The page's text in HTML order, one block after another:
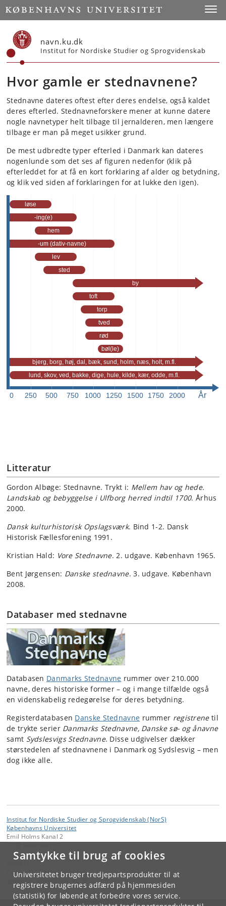
Samtykke til brug af cookies
Universitetet bruger tredjepartsprodukter til at
registrere brugernes adfærd på hjemmesiden
(statistik) for løbende at forbedre vores service.
Start
navn.ku.dk
Institut for Nordiske Studier og Sprogvidenskab
Hvor gamle er stednavnene?
Stednavne dateres oftest efter deres endelse, også kaldet
deres efterled. Stednavneforskere mener at kunne datere
nogle navnetyper helt tilbage til jernalderen, men længere
tilbage er man på meget usikker grund.
De mest udbredte typer efterled i Danmark kan dateres
nogenlunde som det ses af figuren nedenfor (klik på
efterleddet for at få en kort forklaring af alder og betydning,
og klik ved siden af forklaringen for at lukke den igen).
Litteratur
Gordon Albøge: Stednavne. Trykt i: Mellem hav og hede.
Landskab og bebyggelse i Ulfborg herred indtil 1700. Århus
2000.
Dansk kulturhistorisk Opslagsværk. Bind 1-2. Dansk
Historisk Fællesforening 1991.
Kristian Hald: Vore Stednavne. 2. udgave. København 1965.
Bent Jørgensen: Danske stednavne. 3. udgave. København
2008.
Databaser med stednavne
Databasen Danmarks Stednavne rummer over 210.000
navne, deres historiske former – og i mange tilfælde også
en videnskabelig redegørelse for deres betydning.
Registerdatabasen Danske Stednavne rummer registrenetil
de trykte serier Danmarks Stednavne, Danske sø- og ånavne
samt Sydslesvigs Stednavne. Disse udgivelser dækker
størstedelen af stednavnene i Danmark og Sydslesvig – men
dog ikke alle.
Institut for Nordiske Studier og Sprogvidenskab (NorS)
Københavns Universitet
Emil Holms Kanal 2
Center for Navneforskning
ku